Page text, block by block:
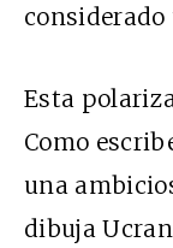
Esta
Como
una
dibuja